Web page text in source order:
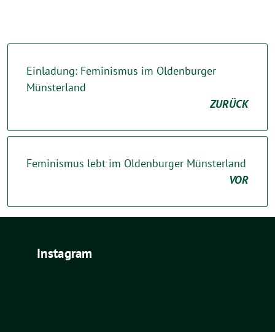
Einladung: Feminismus im Oldenburger
Münsterland
ZURÜCK
Feminismus lebt im Oldenburger Münsterland
VOR
Instagram